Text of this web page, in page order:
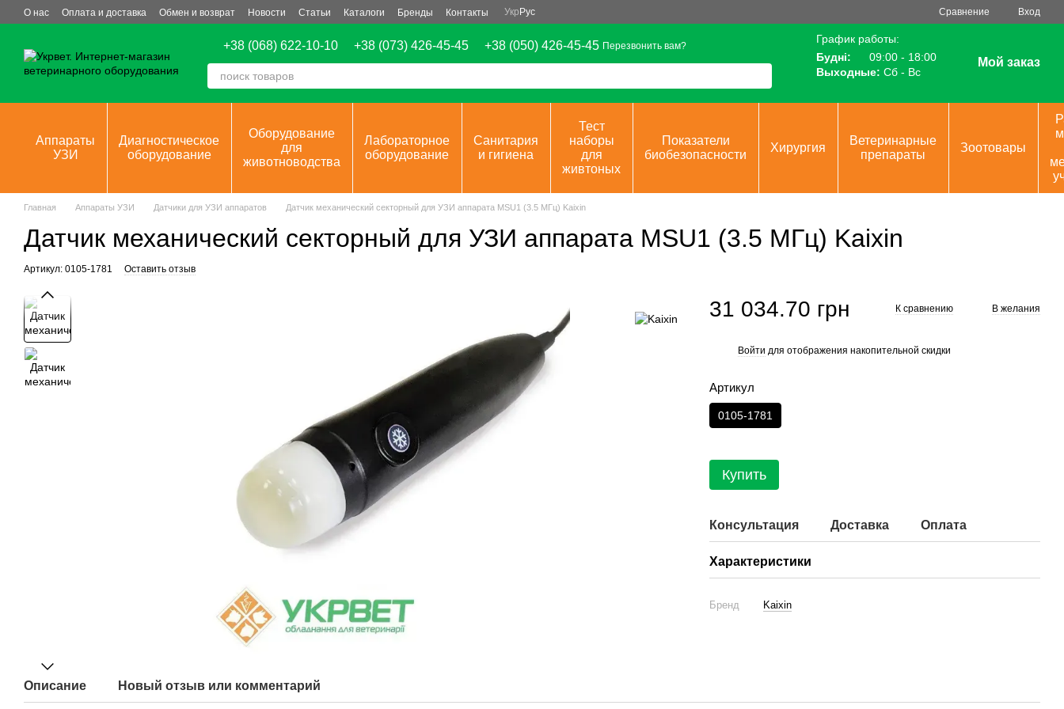
Перейти к основному контенту
О нас Оплата и доставка Обмен и возврат Новости Статьи Каталоги Бренды Контакты Укр Рус Сравнение Вход
+38 (068) 622-10-10 +38 (073) 426-45-45 +38 (050) 426-45-45 Перезвонить вам?
График работы:
Будні:
09:00 - 18:00
Выходные: Сб - Вс
Мой заказ
Аппараты
УЗИ
Диагностическое
оборудование
Оборудование
для
животноводства
Лабораторное
оборудование
Санитария
и гигиена
Тест
наборы
для
живтоных
Показатели
биобезопасности
Хирургия
Ветеринарные
препараты
Зоотовары
Главная Аппараты УЗИ Датчики для УЗИ аппаратов Датчик механический секторный для УЗИ аппарата MSU1 (3.5 МГц) Kaixin
Датчик механический секторный для УЗИ аппарата MSU1 (3.5 МГц) Kaixin
Артикул: 0105-1781 Оставить отзыв
31 034.70 грн К сравнению В желания
Войти для отображения накопительной скидки
Артикул
0105-1781
Купить
Консультация Доставка Оплата
Характеристики
Бренд Kaixin
Описание Новый отзыв или комментарий